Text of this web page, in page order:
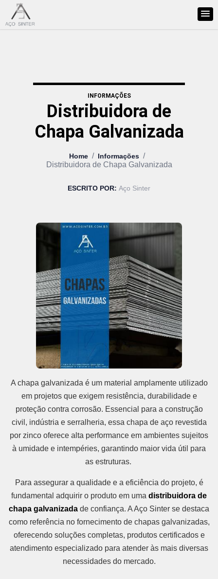
INFORMAÇÕES
Distribuidora de
Chapa Galvanizada
Home / Informações /
Distribuidora de Chapa Galvanizada
ESCRITO POR: Aço Sinter
A chapa galvanizada é um material amplamente utilizado
em projetos que exigem resistência, durabilidade e
proteção contra corrosão. Essencial para a construção
civil, indústria e serralheria, essa chapa de aço revestida
por zinco oferece alta performance em ambientes sujeitos
à umidade e intempéries, garantindo maior vida útil para
as estruturas.
Para assegurar a qualidade e a eficiência do projeto, é
fundamental adquirir o produto em uma distribuidora de
chapa galvanizada de confiança. A Aço Sinter se destaca
como referência no fornecimento de chapas galvanizadas,
oferecendo soluções completas, produtos certificados e
atendimento especializado para atender às mais diversas
necessidades do mercado.